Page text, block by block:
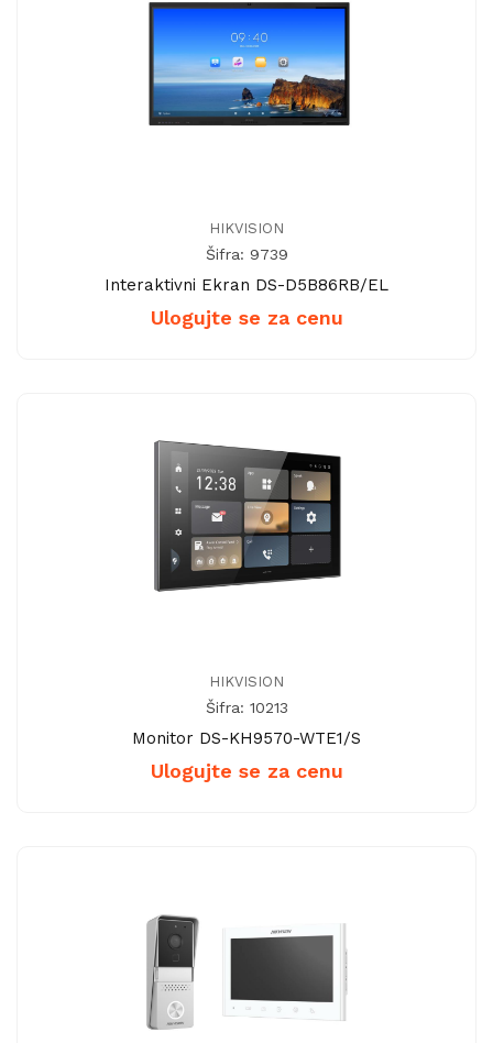
HIKVISION
Šifra: 9739
Interaktivni Ekran DS-D5B86RB/EL
Ulogujte se za cenu
HIKVISION
Šifra: 10213
Monitor DS-KH9570-WTE1/S
Ulogujte se za cenu